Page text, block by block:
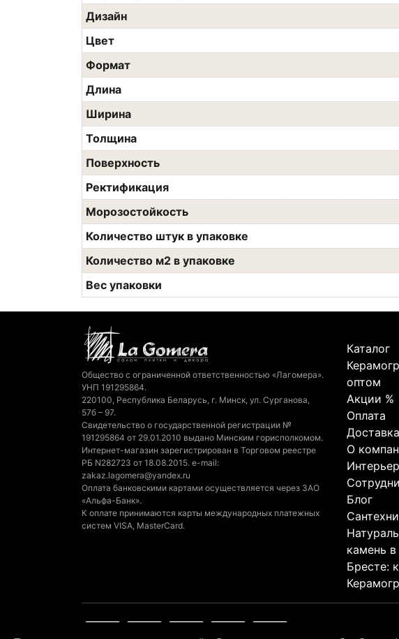
Дизайн
Цвет
Формат
Длина
Ширина
Толщина
Поверхность
Ректификация
Морозостойкость
Количество штук в упаковке
Количество м2 в упаковке
Вес упаковки
Общество с ограниченной ответственностью «Лагомера».
УНП 191295864.
220100, Республика Беларусь, г. Минск, ул. Сурганова,
57б – 97.
Свидетельство о государственной регистрации №
191295864 от 29.01.2010 выдано Минским горисполкомом.
Интернет-магазин зарегистрирован в Торговом реестре
РБ N282723 от 18.08.2015. e-mail:
zakaz.lagomera@yandex.ru
Оплата банковскими картами осуществляется через ЗАО
«Альфа-Банк».
К оплате принимаются карты международных платежных
систем VISA, MasterCard.
Каталог
оптом
Акции %
Оплата
Доставка
О
Блог
камень
Бресте: